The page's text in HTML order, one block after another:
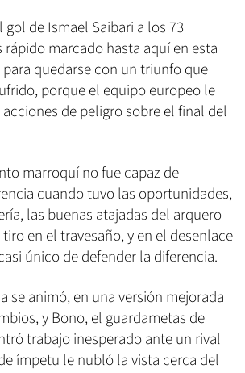
de Ismael Saibari a los 73
rápido marcado hasta aquí en esta
quedarse con un triunfo que
porque el equipo europeo le
de peligro sobre el final del
marroquí no fue capaz de
cuando tuvo las oportunidades,
las buenas atajadas del arquero
en el travesaño, y en el desenlace
único de defender la diferencia.
se animó, en una versión mejorada
y Bono, el guardametas de
trabajo inesperado ante un rival
ímpetu le nubló la vista cerca del